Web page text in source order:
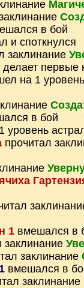
в бой
и споткнулся
заклинание
делает первые
на 1
в бой
уровень
прочитал
1 вмешался в
заклинание
заклинание
вмешался в
заклинание